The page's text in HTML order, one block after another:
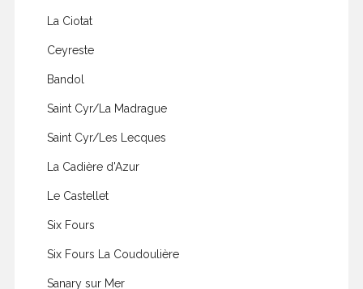
La Ciotat
Ceyreste
Bandol
Saint Cyr/La Madrague
Saint Cyr/Les Lecques
La Cadière d'Azur
Le Castellet
Six Fours
Six Fours La Coudoulière
Sanary sur Mer